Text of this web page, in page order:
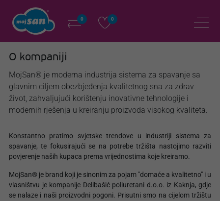
0 0
O kompaniji
MojSan® je moderna industrija sistema za spavanje sa
glavnim ciljem obezbjeđenja kvalitetnog sna za zdrav
život, zahvaljujući korištenju inovativne tehnologije i
modernih rješenja u kreiranju proizvoda visokog kvaliteta.
Konstantno pratimo svjetske trendove u industriji sistema za
spavanje, te fokusirajući se na potrebe tržišta nastojimo razviti
povjerenje naših kupaca prema vrijednostima koje kreiramo.
MojSan® je brand koji je sinonim za pojam "domaće a kvalitetno" i u
vlasništvu je kompanije Delibašić poliuretani d.o.o. iz Kaknja, gdje
se nalaze i naši proizvodni pogoni. Prisutni smo na cijelom tržištu